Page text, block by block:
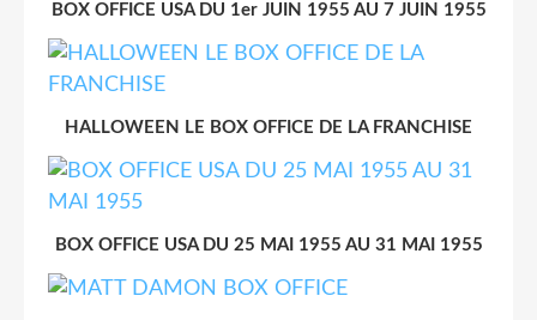
BOX OFFICE USA DU 1er JUIN 1955 AU 7 JUIN 1955
HALLOWEEN LE BOX OFFICE DE LA FRANCHISE
BOX OFFICE USA DU 25 MAI 1955 AU 31 MAI 1955